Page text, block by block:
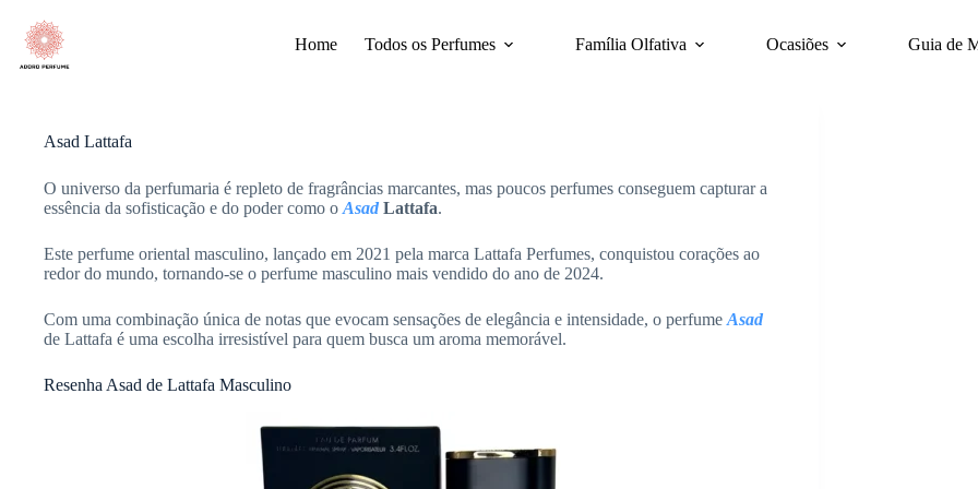
para
conteúdo
Home Todos os Perfumes Família Olfativa Ocasiões Guia de
Asad Lattafa
O universo da perfumaria é repleto de fragrâncias marcantes, mas poucos perfumes conseguem capturar a
essência da sofisticação e do poder como o Asad Lattafa.
Este perfume oriental masculino, lançado em 2021 pela marca Lattafa Perfumes, conquistou corações ao
redor do mundo, tornando-se o perfume masculino mais vendido do ano de 2024.
Com uma combinação única de notas que evocam sensações de elegância e intensidade, o perfume Asad
de Lattafa é uma escolha irresistível para quem busca um aroma memorável.
Resenha Asad de Lattafa Masculino